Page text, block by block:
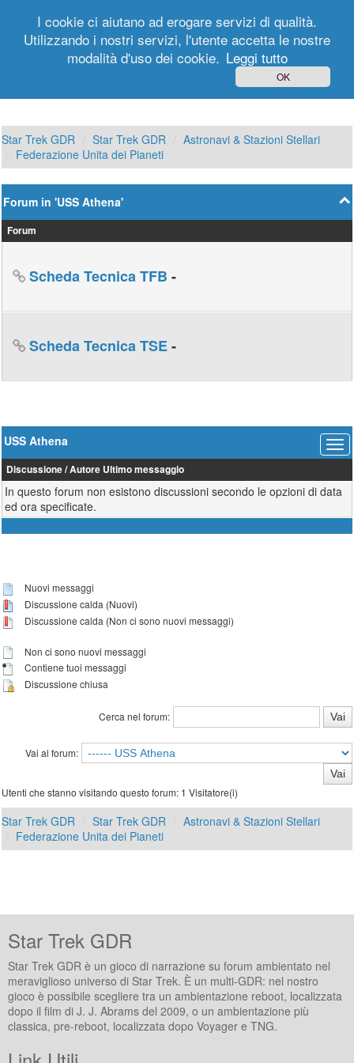
Registrati
Star Trek GDR Star Trek GDR
Astronavi & Stazioni Stellari
Federazione Unita dei Pianeti
Forum in 'USS Athena'
Forum
Scheda Tecnica TFB -
Scheda Tecnica TSE -
USS Athena
Discussione/Autore Ultimo messaggio
In questo forum non esistono discussioni secondo le opzioni di data
ed ora specificate.
Nuovi messaggi
Discussione calda (Nuovi)
Discussione calda (Non ci sono nuovi messaggi)
Non ci sono nuovi messaggi
Contiene tuoi messaggi
Discussione chiusa
Cerca nel forum:
Vai al forum:
Utenti che stanno visitando questo forum: 1 Visitatore(i)
Star Trek GDR Star Trek GDR
Astronavi & Stazioni Stellari
Federazione Unita dei Pianeti
Star Trek GDR
Star Trek GDR è un gioco di narrazione su forum ambientato nel
meraviglioso universo di Star Trek. È un multi-GDR: nel nostro
gioco è possibile scegliere tra un ambientazione reboot, localizzata
dopo il film di J. J. Abrams del 2009, o un ambientazione più
classica, pre-reboot, localizzata dopo Voyager e TNG.
I cookie ci aiutano ad erogare servizi di qualità.
Utilizzando i nostri servizi, l'utente accetta le nostre
modalità d'uso dei cookie. Leggi tutto
OK